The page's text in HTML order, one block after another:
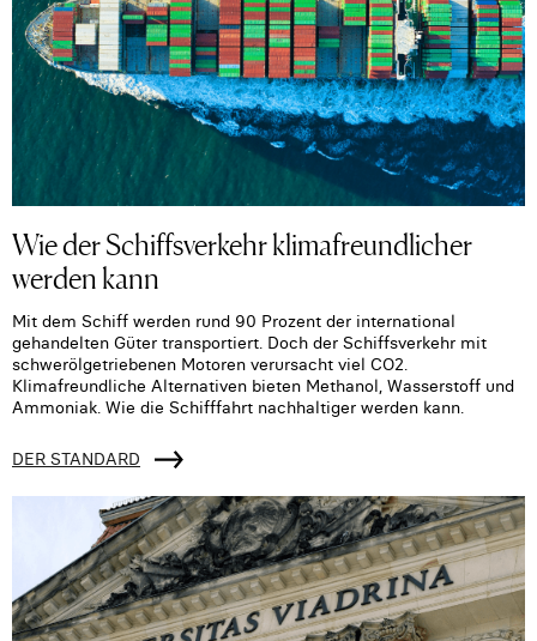
Wie der Schiffsverkehr klimafreundlicher
werden kann
Mit dem Schiff werden rund 90 Prozent der international
gehandelten Güter transportiert. Doch der Schiffsverkehr mit
schwerölgetriebenen Motoren verursacht viel CO2.
Klimafreundliche Alternativen bieten Methanol, Wasserstoff und
Ammoniak. Wie die Schifffahrt nachhaltiger werden kann.
DER STANDARD